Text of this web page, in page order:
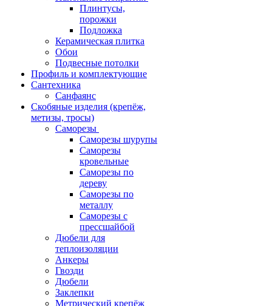
Плинтусы,
порожки
Подложка
Керамическая плитка
Обои
Подвесные потолки
Профиль и комплектующие
Сантехника
Санфаянс
Скобяные изделия (крепёж,
метизы, тросы)
Саморезы
Саморезы шурупы
Саморезы
кровельные
Саморезы по
дереву
Саморезы по
металлу
Саморезы с
прессшайбой
Дюбели для
теплоизоляции
Анкеры
Гвозди
Дюбели
Заклепки
Метрический крепёж